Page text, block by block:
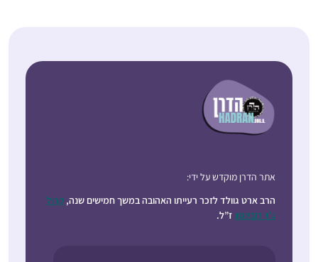
אתר הדרן מוקדש על ידי:
הרב ארט גוולד לזכר רעייתו האהובה במשך חמישים שנה, קרול
ג’וי רובינסון ז”ל.